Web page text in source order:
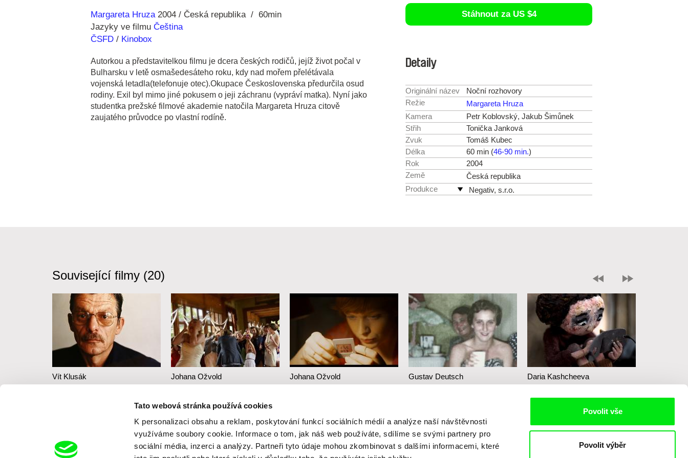
Tato webová stránka používá cookies
K personalizaci obsahu a reklam, poskytování funkcí sociálních médií a analýze naší návštěvnosti
využíváme soubory cookie. Informace o tom, jak náš web používáte, sdílíme se svými partnery pro
sociální média, inzerci a analýzy. Partneři tyto údaje mohou zkombinovat s dalšími informacemi, které
Povolit vše
Povolit výběr
Režie
Margareta Hruza
Rok 2004 Česká republika
60min
Jazyky ve filmu Čeština
ČSFD / Kinobox
Autorkou a představitelkou filmu je dcera českých rodičů, jejíž život počal v
Bulharsku v letě osmašedesáteho roku, kdy nad mořem přelétávala
vojenská letadla(telefonuje otec).Okupace Československa předurčila osud
rodiny. Exil byl mimo jiné pokusem o jeji záchranu (vypráví matka). Nyní jako
studentka prežské filmové akademie natočila Margareta Hruza citově
zaujatého průvodce po vlastní rodíně.
Stáhnout za US $4
Detaily
Originální název
Noční rozhovory
Režie
Margareta Hruza
Kamera
Petr Koblovský, Jakub Šimůnek
Střih
Tonička Janková
Zvuk
Tomáš Kubec
Délka
60 min (46-90 min.)
Rok
2004
Země
Česká republika
Produkce
Negativ, s.r.o.
Související filmy (20)
Vít Klusák Johana Ožvold Johana Ožvold Gustav Deutsch Daria Kashcheeva